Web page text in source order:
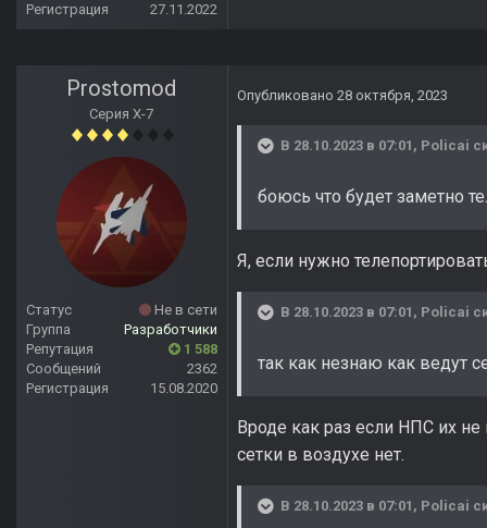
Регистрация
27.11.2022
Prostomod
Серия Х-7
Статус
Не в сети
Группа
Разработчики
Репутация
1 588
Сообщений
2362
Регистрация
15.08.2020
Опубликовано 28 октября, 2023
В 28.10.2023 в 07:01, Policai
боюсь что будет заметно
Я, если нужно
В 28.10.2023 в 07:01, Policai
так как незнаю как ведут
Вроде как раз если НПС их
сетки в воздухе нет.
В 28.10.2023 в 07:01, Policai